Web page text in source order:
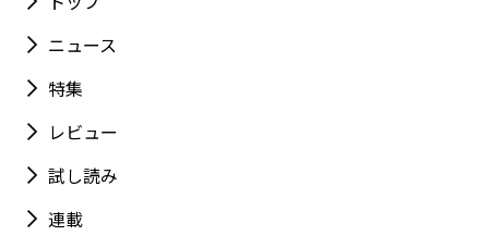
ニュース
特集
レビュー
試し読み
連載